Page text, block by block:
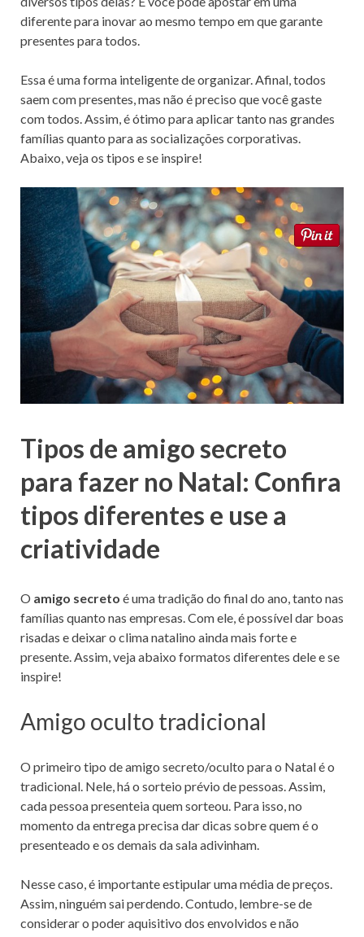
diferente para inovar ao mesmo tempo em que garante
presentes para todos.
Essa é uma forma inteligente de organizar. Afinal, todos
saem com presentes, mas não é preciso que você gaste
com todos. Assim, é ótimo para aplicar tanto nas grandes
famílias quanto para as socializações corporativas.
Abaixo, veja os tipos e se inspire!
Tipos de amigo secreto
para fazer no Natal: Confira
tipos diferentes e use a
criatividade
O amigo secreto é uma tradição do final do ano, tanto nas
famílias quanto nas empresas. Com ele, é possível dar boas
risadas e deixar o clima natalino ainda mais forte e
presente. Assim, veja abaixo formatos diferentes dele e se
inspire!
Amigo oculto tradicional
O primeiro tipo de amigo secreto/oculto para o Natal é o
tradicional. Nele, há o sorteio prévio de pessoas. Assim,
cada pessoa presenteia quem sorteou. Para isso, no
momento da entrega precisa dar dicas sobre quem é o
presenteado e os demais da sala adivinham.
Nesse caso, é importante estipular uma média de preços.
Assim, ninguém sai perdendo. Contudo, lembre-se de
considerar o poder aquisitivo dos envolvidos e não